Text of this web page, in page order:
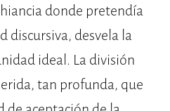
donde pretendía
discursiva, desvela la
ideal. La división
tan profunda, que